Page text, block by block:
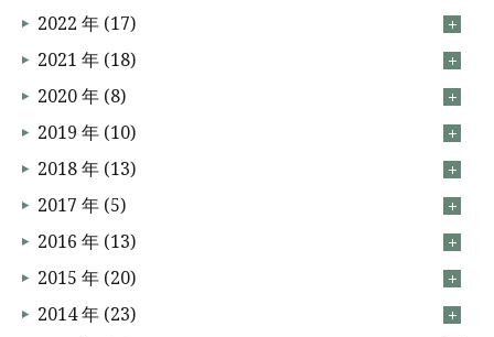
2022 年 (17)
2021 年 (18)
2020 年 (8)
2019 年 (10)
2018 年 (13)
2017 年 (5)
2016 年 (13)
2015 年 (20)
2014 年 (23)